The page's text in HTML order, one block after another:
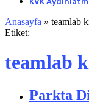
Anasayfa » teamlab
Etiket:
teamlab
Parkta